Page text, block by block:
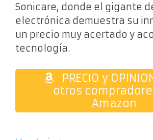
Sonicare, donde el gigante
electrónica demuestra su
un precio muy acertado y
tecnología.
PRECIO y
otros
Amazon